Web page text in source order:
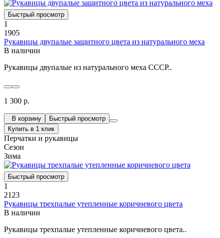
Быстрый просмотр
1
1905
Рукавицы двупалые защитного цвета из натурального меха
В наличии
Рукавицы двупалые из натурального меха СССР..
1 300 р.
В корзину
Быстрый просмотр
Купить в 1 клик
Перчатки и рукавицы
Сезон
Зима
Быстрый просмотр
1
2123
Рукавицы трехпалые утепленные коричневого цвета
В наличии
Рукавицы трехпалые утепленные коричневого цвета..